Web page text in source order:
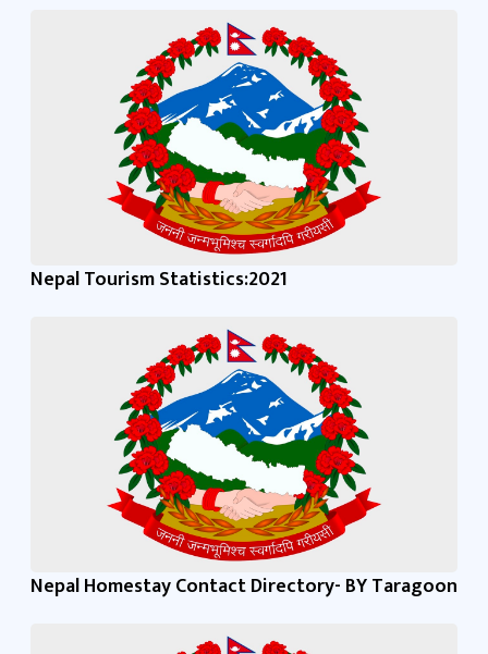
Nepal Tourism Statistics:2021
Nepal Homestay Contact Directory- BY Taragoon